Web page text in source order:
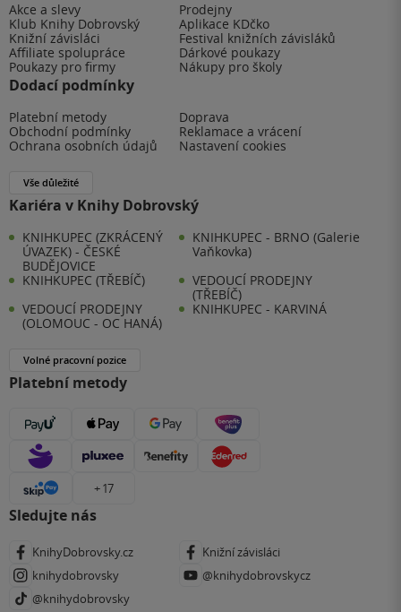
Akce a slevy
Prodejny
Klub Knihy Dobrovský
Aplikace KDčko
Knižní závisláci
Festival knižních závisláků
Affiliate spolupráce
Dárkové poukazy
Poukazy pro firmy
Nákupy pro školy
Dodací podmínky
Platební metody
Doprava
Obchodní podmínky
Reklamace a vrácení
Ochrana osobních údajů
Nastavení cookies
Vše důležité
Kariéra v Knihy Dobrovský
KNIHKUPEC (ZKRÁCENÝ
ÚVAZEK) - ČESKÉ
BUDĚJOVICE
KNIHKUPEC - BRNO (Galerie
Vaňkovka)
KNIHKUPEC (TŘEBÍČ)
VEDOUCÍ PRODEJNY
(TŘEBÍČ)
VEDOUCÍ PRODEJNY
(OLOMOUC - OC HANÁ)
KNIHKUPEC - KARVINÁ
Volné pracovní pozice
Platební metody
+ 17
Sledujte nás
KnihyDobrovsky.cz
Knižní závisláci
knihydobrovsky
@knihydobrovskycz
@knihydobrovsky